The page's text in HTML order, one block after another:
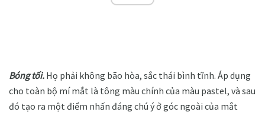
Bóng tối. Họ phải không bão hòa, sắc thái bình tĩnh. Áp dụng
cho toàn bộ mí mắt là tông màu chính của màu pastel, và sau
đó tạo ra một điểm nhấn đáng chú ý ở góc ngoài của mắt